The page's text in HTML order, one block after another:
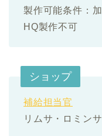
製作可能条件：
HQ製作不可
ショップ
補給担当官
リムサ・ロミン